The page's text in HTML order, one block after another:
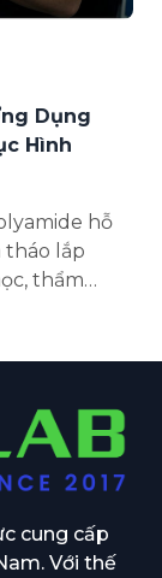
Dụng
Hình
hỗ
tháo lắp
thẩm
cung cấp
Với thế